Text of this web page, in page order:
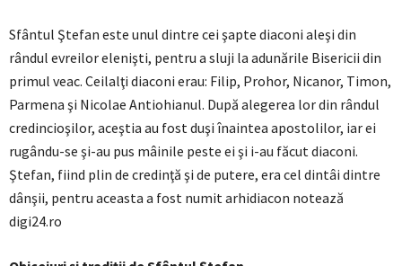
Sfântul Ştefan este unul dintre cei şapte diaconi aleşi din
rândul evreilor elenişti, pentru a sluji la adunările Bisericii din
primul veac. Ceilalţi diaconi erau: Filip, Prohor, Nicanor, Timon,
Parmena şi Nicolae Antiohianul. După alegerea lor din rândul
credincioşilor, aceştia au fost duşi înaintea apostolilor, iar ei
rugându-se şi-au pus mâinile peste ei şi i-au făcut diaconi.
Ştefan, fiind plin de credinţă şi de putere, era cel dintâi dintre
dânşii, pentru aceasta a fost numit arhidiacon notează
digi24.ro